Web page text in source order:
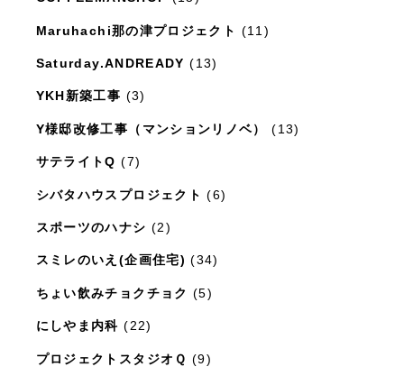
Maruhachi那の津プロジェクト (11)
Saturday.ANDREADY (13)
YKH新築工事 (3)
Y様邸改修工事（マンションリノベ） (13)
サテライトQ (7)
シバタハウスプロジェクト (6)
スポーツのハナシ (2)
スミレのいえ(企画住宅) (34)
ちょい飲みチョクチョク (5)
にしやま内科 (22)
プロジェクトスタジオＱ (9)